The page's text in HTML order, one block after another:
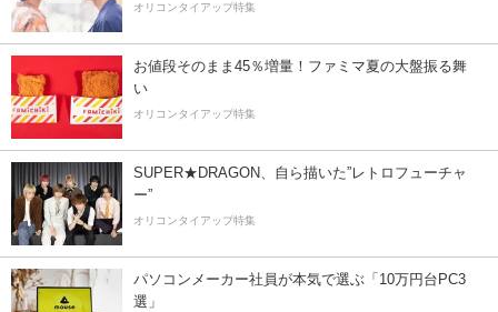
オリコンタイアップ特集
お値段そのまま45％増量！ファミマ夏の大盤振る舞
い
オリコンタイアップ特集
SUPER★DRAGON、自ら描いた”レトロフューチャ
ー”
オリコンタイアップ特集
パソコンメーカー社員が本気で選ぶ「10万円台PC3
選」